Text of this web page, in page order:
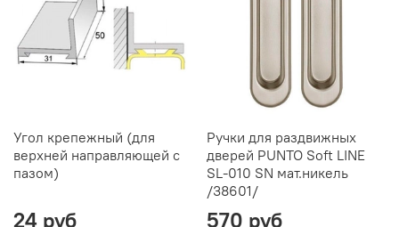
Угол крепежный (для
верхней направляющей с
пазом)
24 руб
Ручки для раздвижных
дверей PUNTO Soft LINE
SL-010 SN мат.никель
/38601/
570 руб